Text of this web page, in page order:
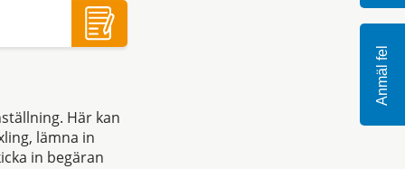
Anmäl fel
Här kan
lämna in
in begäran